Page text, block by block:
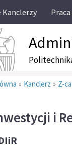
Praca
» Kanclerz » Z-
i